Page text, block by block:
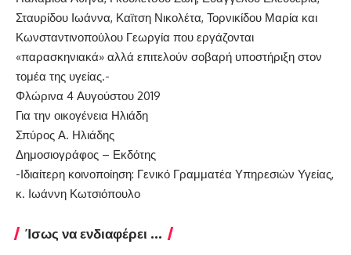
Σταυρίδου Ιωάννα, Καϊτση Νικολέτα, Τορνικίδου Μαρία και
Κωνσταντινοπούλου Γεωργία που εργάζονται
«παρασκηνιακά» αλλά επιτελούν σοβαρή υποστήριξη στον
τομέα της υγείας.-
Φλώρινα 4 Αυγούστου 2019
Για την οικογένεια Ηλιάδη
Σπύρος Α. Ηλιάδης
Δημοσιογράφος – Εκδότης
-Ιδιαίτερη κοινοποίηση: Γενικό Γραμματέα Υπηρεσιών Υγείας,
κ. Ιωάννη Κωτσιόπουλο
Ίσως να ενδιαφέρει ...